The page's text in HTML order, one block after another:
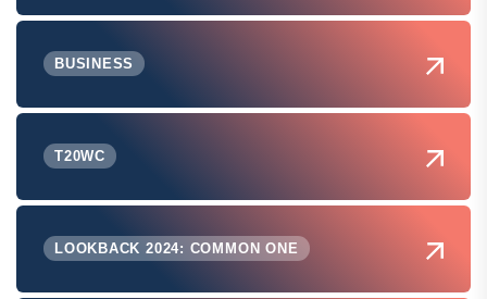
BUSINESS
T20WC
LOOKBACK 2024: COMMON ONE